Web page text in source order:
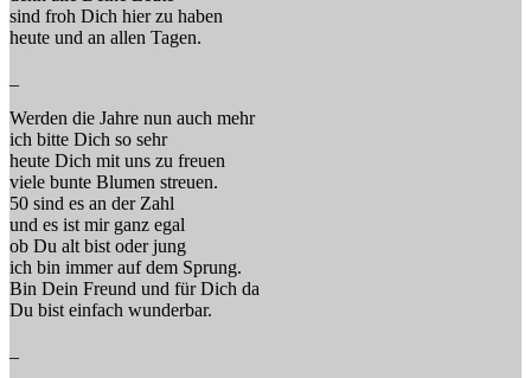
sind froh Dich hier zu haben
heute und an allen Tagen.
Werden die Jahre nun auch mehr
ich bitte Dich so sehr
heute Dich mit uns zu freuen
viele bunte Blumen streuen.
50 sind es an der Zahl
und es ist mir ganz egal
ob Du alt bist oder jung
ich bin immer auf dem Sprung.
Bin Dein Freund und für Dich da
Du bist einfach wunderbar.